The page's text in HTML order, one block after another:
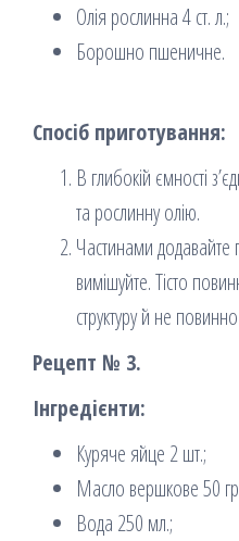
Олія рослинна 4 ст. л.;
Борошно пшеничне.
Спосіб приготування:
В глибокій ємності
та рослинну олію.
Частинами
вимішуйте. Тісто
структуру й не
Рецепт № 3.
Інгредієнти:
Куряче яйце 2 шт.;
Масло вершкове 50
Вода 250 мл.;